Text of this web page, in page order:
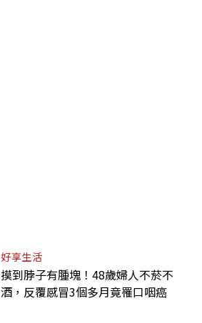
好享生活
摸到脖子有腫塊！48歲婦人不菸不
酒，反覆感冒3個多月竟罹口咽癌